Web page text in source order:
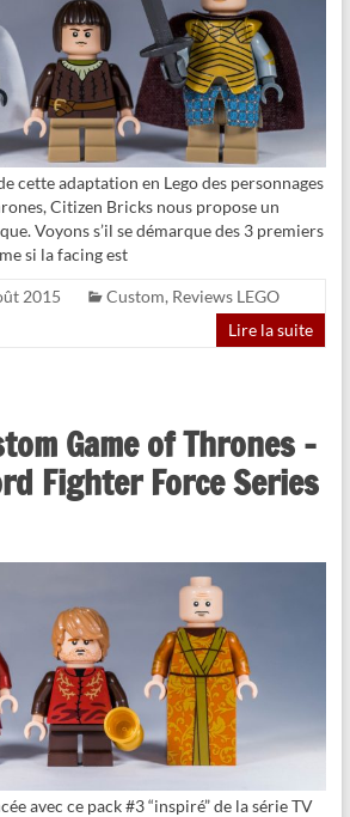
cette adaptation en Lego des personnages
Citizen Bricks nous propose un
Voyons s’il se démarque des 3 premiers
si la facing est
2015 Custom, Reviews LEGO
Lire la suite
Game of Thrones –
Fighter Force Series
avec ce pack #3 “inspiré” de la série TV